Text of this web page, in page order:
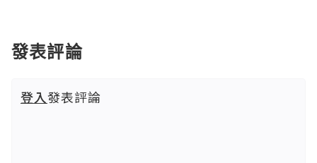
發表評論
登入發表評論